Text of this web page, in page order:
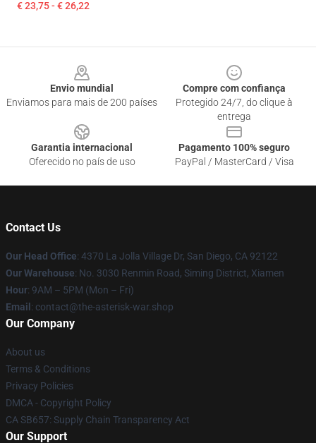
€ 23,75 - € 26,22
Envio mundial
Enviamos para mais de 200 países
Compre com confiança
Protegido 24/7, do clique à
entrega
Garantia internacional
Oferecido no país de uso
Pagamento 100% seguro
PayPal / MasterCard / Visa
Contact Us
Our Head Office: 4370 La Jolla Village Dr, San Diego, CA 92122
Our Warehouse: No. 3030 Renmin Road, Siming District, Xiamen
Hour: 9AM – 5PM (Mon – Fri)
Email : contact@the-asterisk-war.shop
Our Company
About us
Terms & Conditions
Privacy Policies
DMCA - Copyright Policy
CA SB657: Supply Chain Transparency Act
Our Support